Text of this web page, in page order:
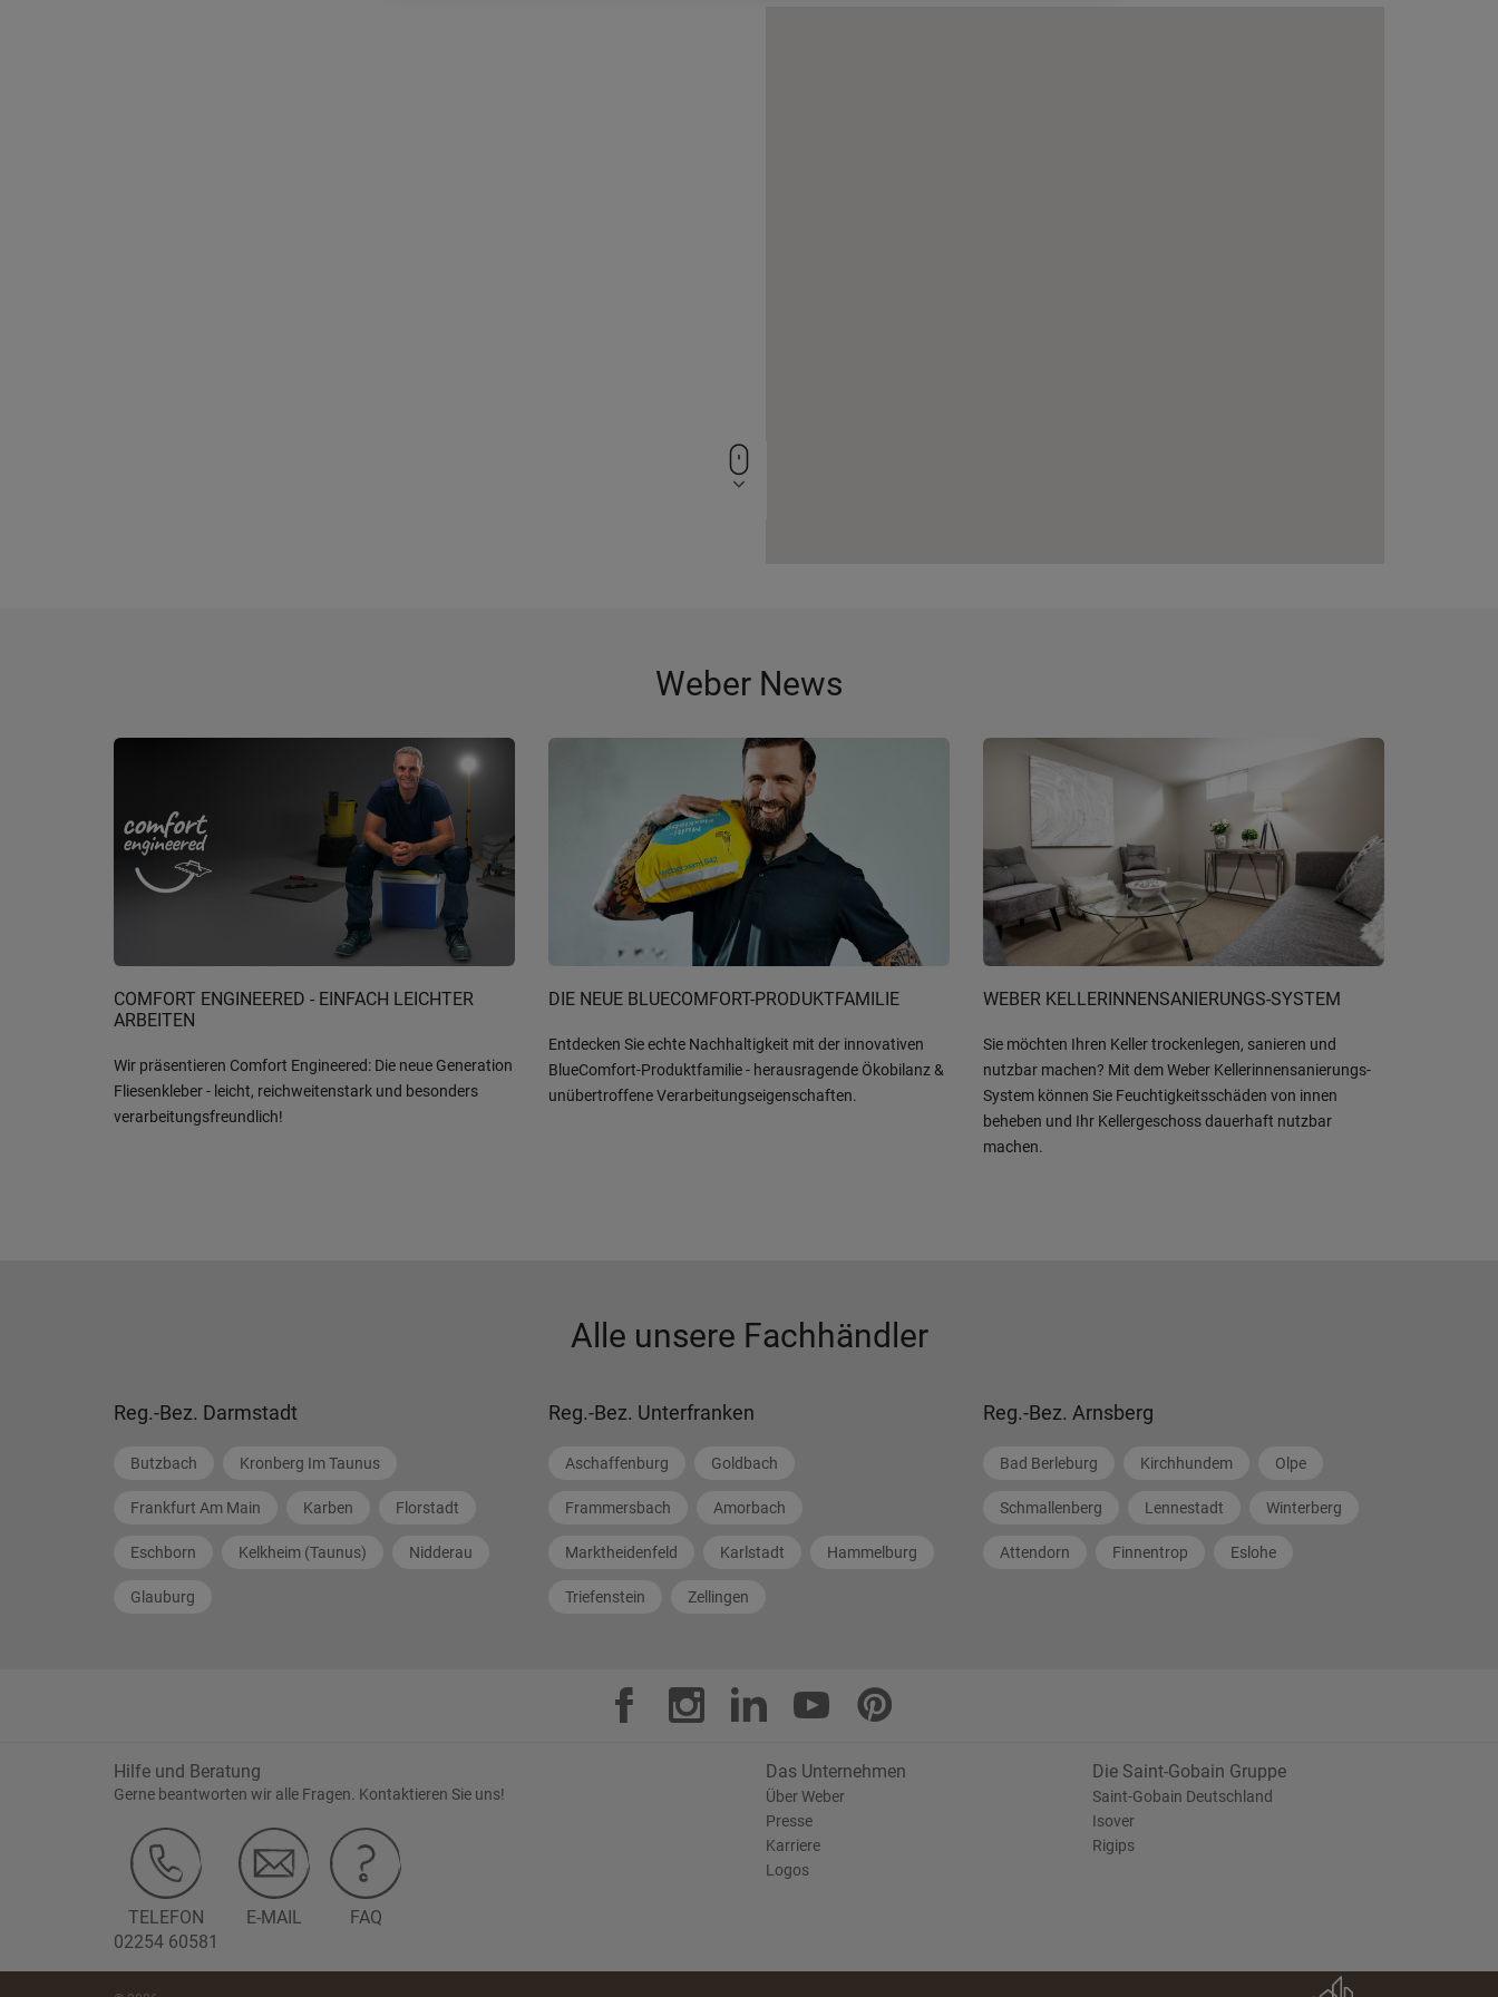
Weber News
COMFORT ENGINEERED - EINFACH LEICHTER
ARBEITEN
Wir präsentieren Comfort Engineered: Die neue Generation
Fliesenkleber - leicht, reichweitenstark und besonders
verarbeitungsfreundlich!
DIE NEUE BLUECOMFORT-PRODUKTFAMILIE
Entdecken Sie echte Nachhaltigkeit mit der innovativen
BlueComfort-Produktfamilie - herausragende Ökobilanz &
unübertroffene Verarbeitungseigenschaften.
WEBER KELLERINNENSANIERUNGS-SYSTEM
Sie möchten Ihren Keller trockenlegen, sanieren und
nutzbar machen? Mit dem Weber Kellerinnensanierungs-
System können Sie Feuchtigkeitsschäden von innen
beheben und Ihr Kellergeschoss dauerhaft nutzbar
machen.
Alle unsere Fachhändler
Reg.-Bez. Darmstadt
Butzbach Kronberg Im Taunus
Frankfurt Am Main Karben Florstadt
Eschborn Kelkheim (Taunus) Nidderau
Glauburg
Reg.-Bez. Unterfranken
Aschaffenburg Goldbach
Frammersbach Amorbach
Marktheidenfeld Karlstadt Hammelburg
Triefenstein Zellingen
Reg.-Bez. Arnsberg
Bad Berleburg Kirchhundem Olpe
Schmallenberg Lennestadt Winterberg
Attendorn Finnentrop Eslohe
Hilfe und Beratung
Gerne beantworten wir alle Fragen. Kontaktieren Sie uns!
TELEFON
02254 60581
E-MAIL FAQ
Das Unternehmen
Über Weber
Presse
Karriere
Logos
Die Saint-Gobain Gruppe
Saint-Gobain Deutschland
Isover
Rigips